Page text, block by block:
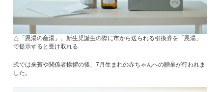
△「恩湯の産湯」。新生児誕生の際に市から送られる引換券を「恩湯」
で提示すると受け取れる
式では来賓や関係者挨拶の後、7月生まれの赤ちゃんへの贈呈が行われま
した。